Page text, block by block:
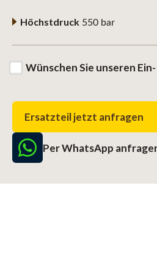
Höchstdruck 550 bar
Wünschen Sie unseren
Ersatzteil jetzt anfragen
Per WhatsApp